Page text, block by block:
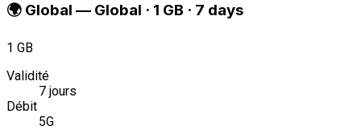
🌍 Global — Global · 1 GB · 7 days
1 GB
Validité
7 jours
Débit
5G